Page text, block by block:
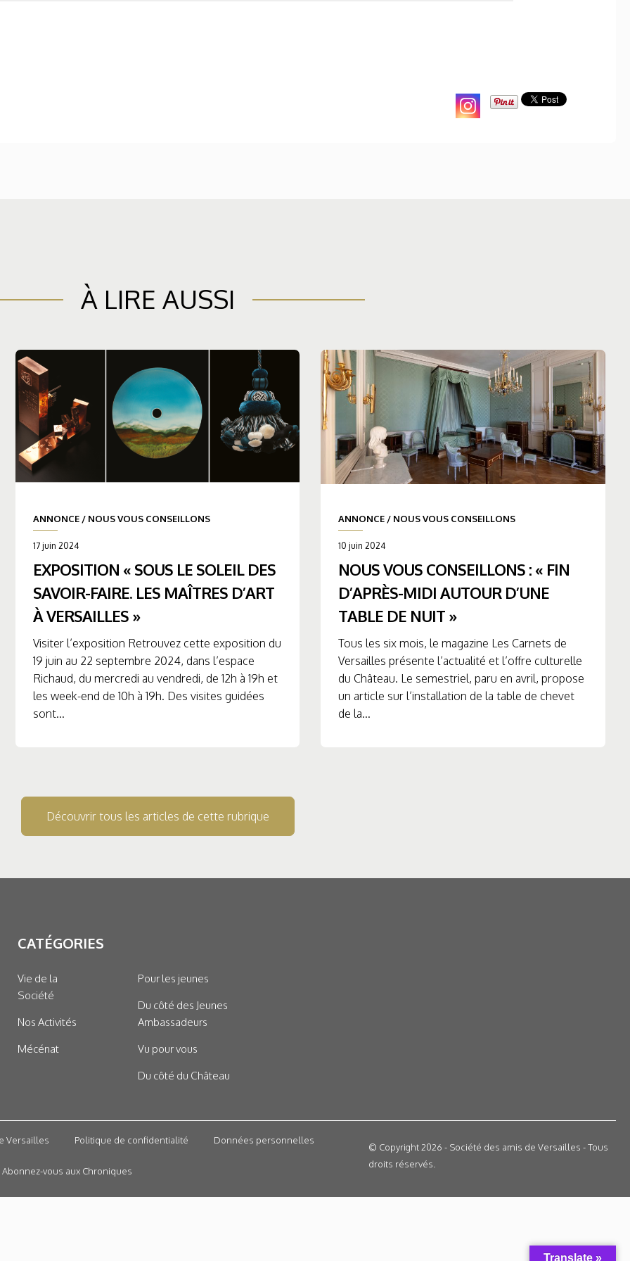
À LIRE AUSSI
ANNONCE/ NOUS VOUS CONSEILLONS
17 juin 2024
EXPOSITION « SOUS LE SOLEIL DES
SAVOIR-FAIRE. LES MAÎTRES D’ART
À VERSAILLES »
Visiter l’exposition Retrouvez cette exposition du
19 juin au 22 septembre 2024, dans l’espace
Richaud, du mercredi au vendredi, de 12h à 19h et
les week-end de 10h à 19h. Des visites guidées
sont...
ANNONCE / NOUS VOUS CONSEILLONS
10 juin 2024
NOUS VOUS CONSEILLONS : « FIN
D’APRÈS-MIDI AUTOUR D’UNE
TABLE DE NUIT »
Tous les six mois, le magazine Les Carnets de
Versailles présente l’actualité et l’offre culturelle
du Château. Le semestriel, paru en avril, propose
un article sur l’installation de la table de chevet
de la...
Découvrir tous les articles de cette rubrique
CATÉGORIES
Vie de la
Société
Nos Activités
Mécénat
Pour les jeunes
Du côté des Jeunes
Ambassadeurs
Vu pour vous
Du côté du Château
Versailles Politique de confidentialité Données personnelles
Abonnez-vous aux Chroniques
© Copyright 2026 - Société des amis de Versailles - Tous
droits réservés.
Translate »